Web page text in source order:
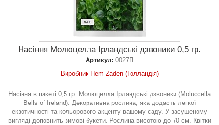
Насіння Молюцелла Ірландські дзвоники 0,5 гр.
Артикул: 0027П
Виробник Hem Zaden (Голландія)
Насіння в пакеті 0,5 гр. Молюцелла Ірландські дзвоники (Moluccella
Bells of Ireland). Декоративна рослина, яка додасть легкої
екзотичності та кольорового акценту вашому саду. У засушеному
вигляді доповнить зимові букети. Рослина висотою до 70 см. Квітки